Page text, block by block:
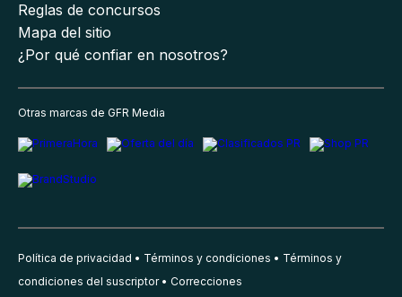
Reglas de concursos
Mapa del sitio
¿Por qué confiar en nosotros?
Otras marcas de GFR Media
Política de privacidad Términos y condiciones
Términos y
condiciones del suscriptor
Correcciones